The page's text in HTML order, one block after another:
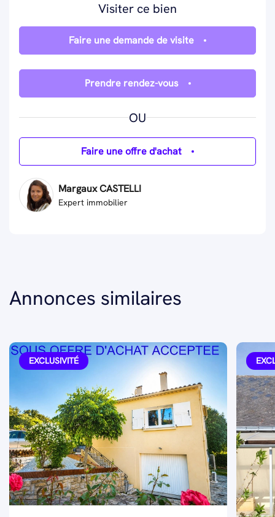
Visiter ce bien
Faire une demande de visite
Prendre rendez-vous
OU
Faire une offre d'achat
Margaux CASTELLI
Expert immobilier
Annonces similaires
EXCLUSIVITÉ